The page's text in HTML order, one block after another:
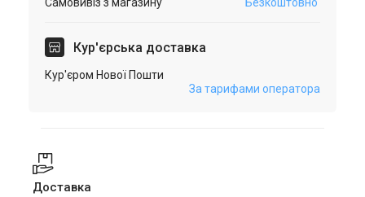
Кур'єрська доставка
Кур'єром Нової Пошти
За тарифами оператора
Доставка